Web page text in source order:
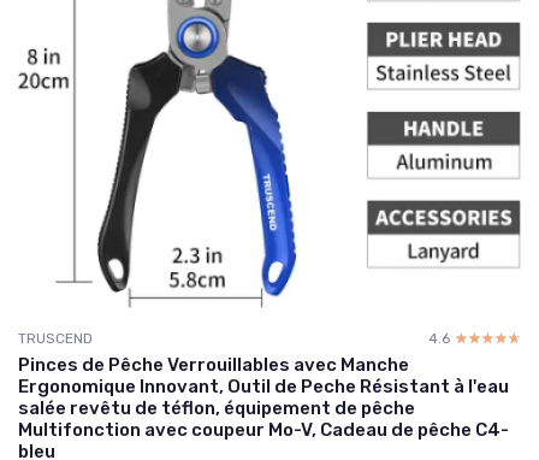
TRUSCEND 4.6 ☆☆☆☆☆
★★★★★
Pinces de Pêche Verrouillables avec Manche
Ergonomique Innovant, Outil de Peche Résistant à l'eau
salée revêtu de téflon, équipement de pêche
Multifonction avec coupeur Mo-V, Cadeau de pêche C4-
bleu